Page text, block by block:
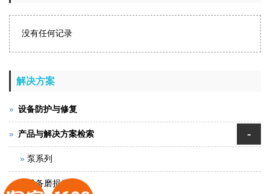
没有任何记录
解决方案
设备防护与修复
产品与解决方案检索 -
泵系列
设备磨损类